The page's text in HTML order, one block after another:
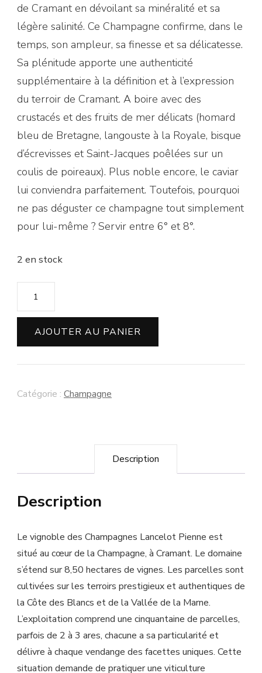
de Cramant en dévoilant sa minéralité et sa
légère salinité. Ce Champagne confirme, dans le
temps, son ampleur, sa finesse et sa délicatesse.
Sa plénitude apporte une authenticité
supplémentaire à la définition et à l’expression
du terroir de Cramant. A boire avec des
crustacés et des fruits de mer délicats (homard
bleu de Bretagne, langouste à la Royale, bisque
d’écrevisses et Saint-Jacques poêlées sur un
coulis de poireaux). Plus noble encore, le caviar
lui conviendra parfaitement. Toutefois, pourquoi
ne pas déguster ce champagne tout simplement
pour lui-même ? Servir entre 6° et 8°.
2 en stock
quantité
de
Champagne
Lancelot
Pienne
Marie
Vintage
AJOUTER AU PANIER
Catégorie : Champagne
Description
Description
Le vignoble des Champagnes Lancelot Pienne est
situé au cœur de la Champagne, à Cramant. Le domaine
s’étend sur 8,50 hectares de vignes. Les parcelles sont
cultivées sur les terroirs prestigieux et authentiques de
la Côte des Blancs et de la Vallée de la Marne.
L’exploitation comprend une cinquantaine de parcelles,
parfois de 2 à 3 ares, chacune a sa particularité et
délivre à chaque vendange des facettes uniques. Cette
situation demande de pratiquer une viticulture